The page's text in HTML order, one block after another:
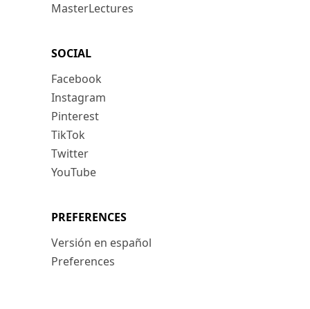
MasterLectures
SOCIAL
Facebook
Instagram
Pinterest
TikTok
Twitter
YouTube
PREFERENCES
Versión en español
Preferences